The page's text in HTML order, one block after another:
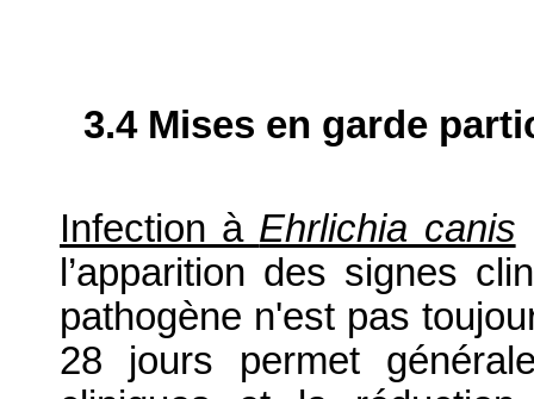
3.4 Mises en garde
Infection à Ehrlichia canis
l’apparition des signes
pathogène n'est pas
28 jours permet